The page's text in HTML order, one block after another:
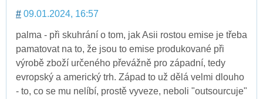
# 09.01.2024, 16:57
palma - při skuhrání o tom, jak Asii rostou emise je třeba
pamatovat na to, že jsou to emise produkované při
výrobě zboží určeného převážně pro západní, tedy
evropský a americký trh. Západ to už dělá velmi dlouho
- to, co se mu nelíbí, prostě vyveze, neboli "outsourcuje"